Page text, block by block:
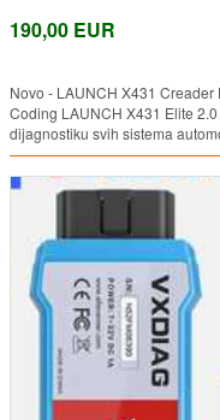
190,00 EUR
Novo - LAUNCH X431
Coding LAUNCH X431 Elite
dijagnostiku svih sistema